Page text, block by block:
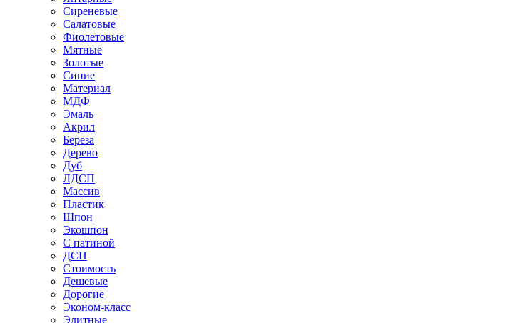
Сиреневые
Салатовые
Фиолетовые
Мятные
Золотые
Синие
Материал
МДФ
Эмаль
Акрил
Береза
Дерево
Дуб
ЛДСП
Массив
Пластик
Шпон
Экошпон
С патиной
ДСП
Стоимость
Дешевые
Дорогие
Эконом-класс
Элитные